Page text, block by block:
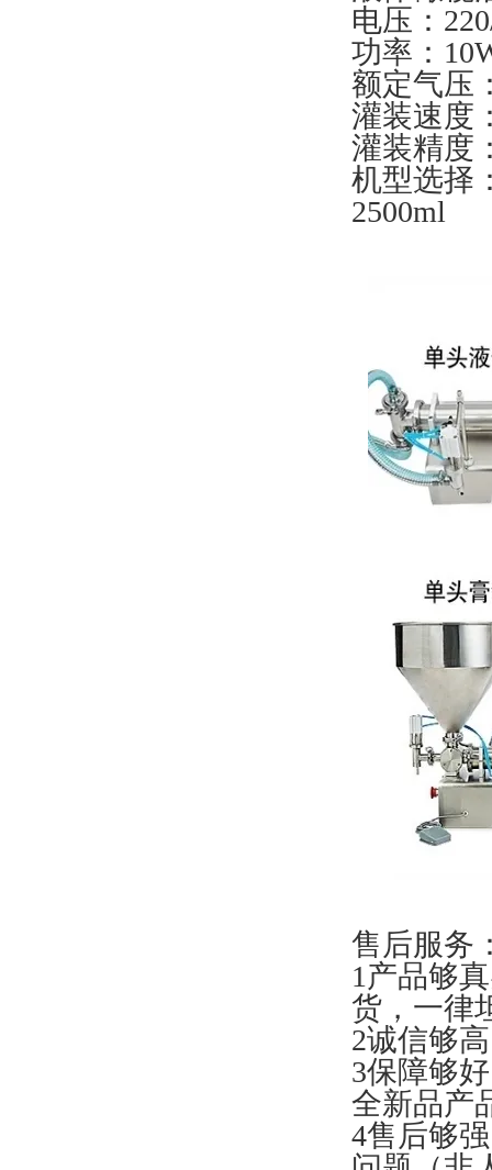
电压：
功率：
额定气压
灌装速度
灌装精度
机型选择
2500ml
售后服务
1产品够
货，一律
2诚信够
3保障够
全新品产
4售后够